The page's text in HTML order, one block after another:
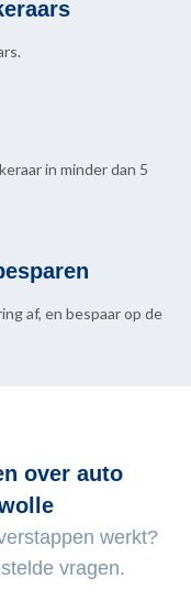
in minder dan 5
af, en bespaar op de
over auto
werkt?
vragen.